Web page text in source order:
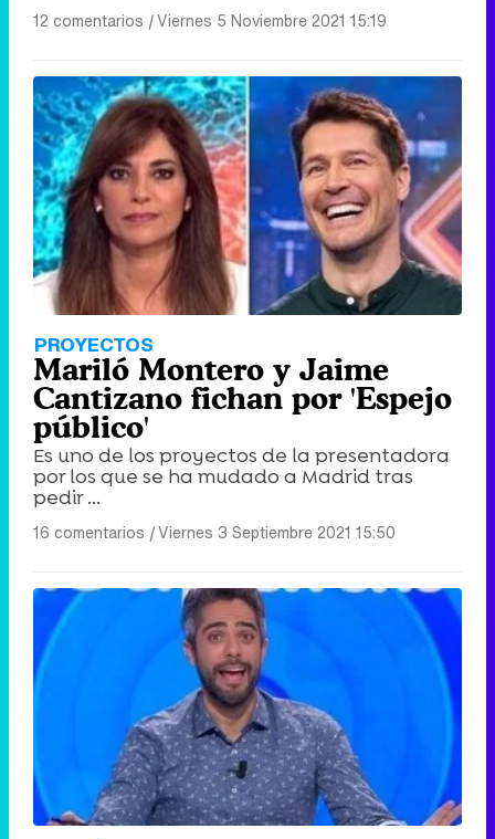
12 comentarios |Viernes 5 Noviembre 2021 15:19
PROYECTOS
Mariló Montero y Jaime
Cantizano fichan por 'Espejo
público'
Es uno de los proyectos de la presentadora
por los que se ha mudado a Madrid tras
pedir ...
16 comentarios |Viernes 3 Septiembre 2021 15:50